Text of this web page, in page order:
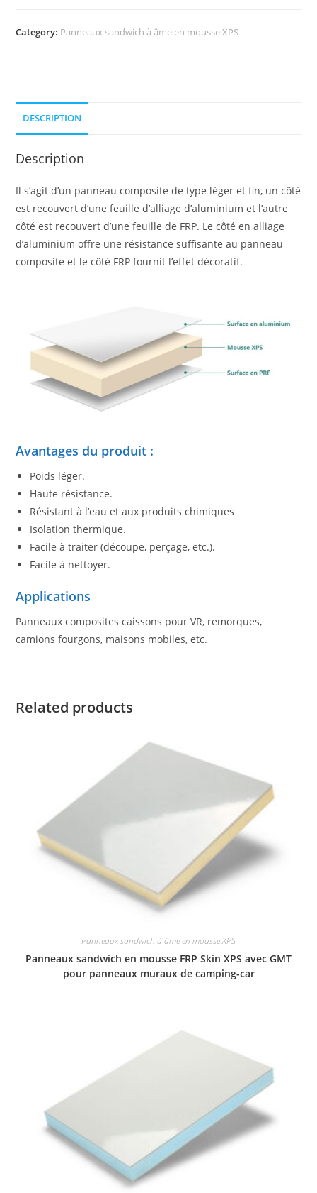
Category: Panneaux sandwich à âme en mousse XPS
DESCRIPTION
Description
Il s’agit d’un panneau composite de type léger et fin, un côté
est recouvert d’une feuille d’alliage d’aluminium et l’autre
côté est recouvert d’une feuille de FRP. Le côté en alliage
d’aluminium offre une résistance suffisante au panneau
composite et le côté FRP fournit l’effet décoratif.
Avantages du produit :
Poids léger.
Haute résistance.
Résistant à l’eau et aux produits chimiques
Isolation thermique.
Facile à traiter (découpe, perçage, etc.).
Facile à nettoyer.
Applications
Panneaux composites caissons pour VR, remorques,
camions fourgons, maisons mobiles, etc.
Related products
Panneaux sandwich à âme en mousse XPS
Panneaux sandwich en mousse FRP Skin XPS avec GMT
pour panneaux muraux de camping-car